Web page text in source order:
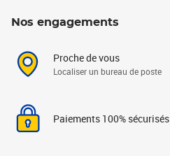
Nos engagements
Proche de vous
Localiser un bureau de poste
Paiements 100% sécurisés